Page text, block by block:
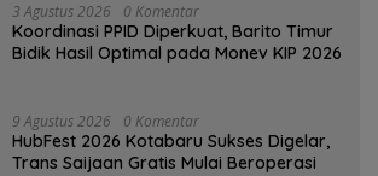
3 Agustus 2026 0 Komentar
Koordinasi PPID Diperkuat, Barito Timur
Bidik Hasil Optimal pada Monev KIP 2026
9 Agustus 2026 0 Komentar
HubFest 2026 Kotabaru Sukses Digelar,
Trans Saijaan Gratis Mulai Beroperasi